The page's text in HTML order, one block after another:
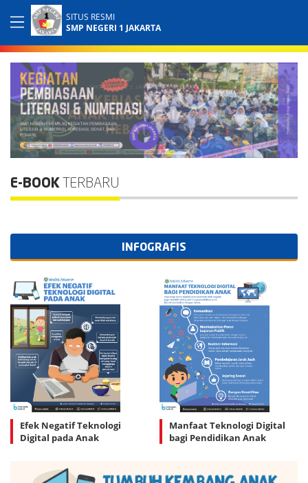
SITUS RESMI
SMP NEGERI 1 JAKARTA
E-BOOK TERBARU
INFOGRAFIS
Efek Negatif Teknologi
Digital pada Anak
Manfaat Teknologi Digital
bagi Pendidikan Anak